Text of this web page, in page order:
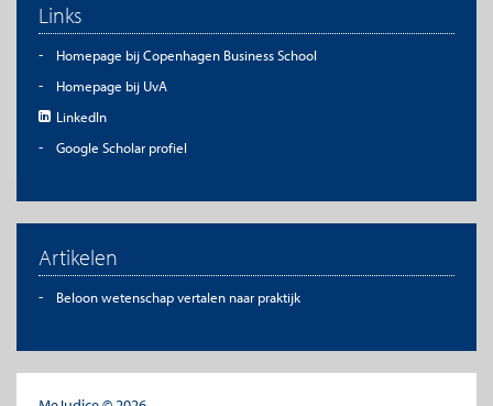
Links
Homepage bij Copenhagen Business School
Homepage bij UvA
LinkedIn
Google Scholar profiel
Artikelen
Beloon wetenschap vertalen naar praktijk